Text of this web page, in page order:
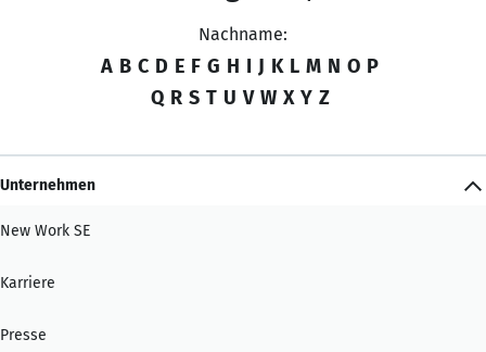
Nachname:
A B C D E F G H I J K L M N O P
Q R S T U V W X Y Z
Unternehmen
New Work SE
Karriere
Presse